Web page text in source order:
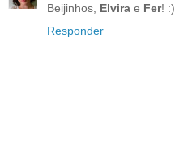
Beijinhos, Elvira e Fer! :)
Responder